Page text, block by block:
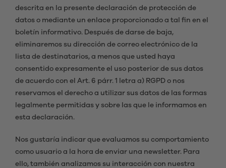
descrita en la presente declaración de protección de
datos o mediante un enlace proporcionado a tal fin en el
boletín informativo. Después de darse de baja,
eliminaremos su dirección de correo electrónico de la
lista de destinatarios, a menos que usted haya
consentido expresamente el uso posterior de sus datos
de acuerdo con el Art. 6 párr. 1 letra a) RGPD o nos
reservamos el derecho a utilizar sus datos de las formas
legalmente permitidas y sobre las que le informamos en
esta declaración.
Nos gustaría indicar que evaluamos su comportamiento
como usuario a la hora de enviar una newsletter. Para
ello, también analizamos su interacción con nuestra